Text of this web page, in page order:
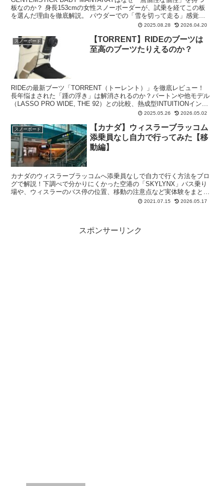
板なのか？ 身長153cmの女性スノーボーダーが、試乗を経てこの板
を選んだ理由を徹底解説。 パウダーでの「雪を切って走る」感覚
や、驚くほどバタつかない安定感、ストラクチャーの必要性まで、滑
2025.08.28 2026.04.20
スノーボード
【TORRENT】RIDEのブーツは
至高のブーツたりえるのか？
RIDEの最新ブーツ「TORRENT（トーレント）」を徹底レビュー！
長年悩まされた「踵の浮き」は解消されるのか？バートンや他モデル
（LASSO PRO WIDE, THE 92）との比較、熱成型INTUITIONインナ
ーの魅力、サイズ感まで、10年以上のスノボ歴を持つ筆者が本音で
2025.05.26 2026.05.02
スノーボード
【カナダ】ウィスラーブラッコム
添乗員なし自力で行ってみた【移
動編】
カナダのウィスラーブラッコムへ添乗員なしで自力で行く方法をブロ
グで解説！下調べで分かりにくかった空港の「SKYLYNX」バス乗り
場や、ウィスラーのバス停の位置、移動の注意点など実体験をまとめ
2021.07.15 2026.05.17
スポンサーリンク